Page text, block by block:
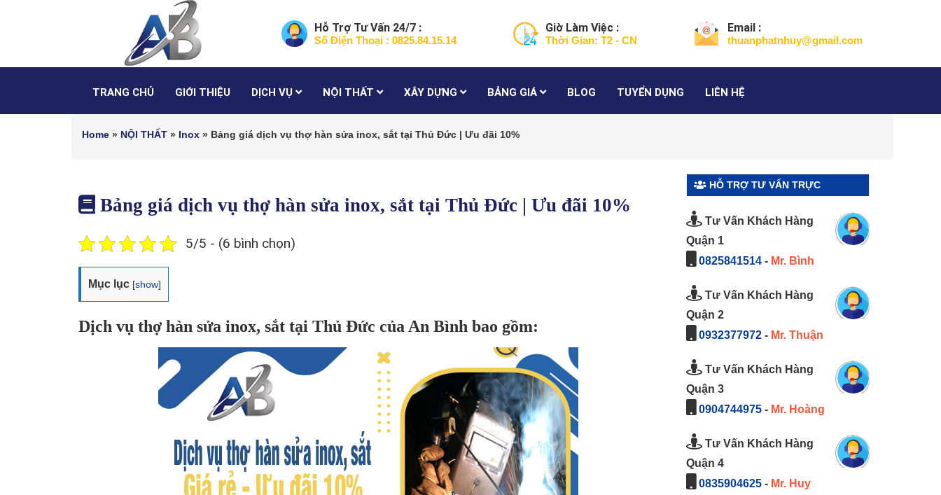
Hỗ Trợ Tư Vấn 24/7 :
Số Điện Thoại : 0825.84.15.14
Giờ Làm Việc :
Thời Gian: T2 - CN
Email :
thuanphatnhuy@gmail.com
TRANG CHỦ GIỚI THIỆU DỊCH VỤ NỘI THẤT XÂY DỰNG BẢNG GIÁ BLOG TUYỂN DỤNG LIÊN HỆ
Home » NỘI THẤT » Inox » Bảng giá dịch vụ thợ hàn sửa inox, sắt tại Thủ Đức | Ưu đãi 10%
Bảng giá dịch vụ thợ hàn sửa inox, sắt tại Thủ Đức | Ưu đãi 10%
5/5 - (6 bình chọn)
Mục lục [show]
Dịch vụ thợ hàn sửa inox, sắt tại Thủ Đức của An Bình bao gồm:
HỖ TRỢ TƯ VẤN TRỰC
Tư Vấn Khách Hàng
Quận 1
0825841514- Mr. Bình
Tư Vấn Khách Hàng
Quận 2
0932377972- Mr. Thuận
Tư Vấn Khách Hàng
Quận 3
0904744975- Mr. Hoàng
Tư Vấn Khách Hàng
Quận 4
0835904625- Mr. Huy